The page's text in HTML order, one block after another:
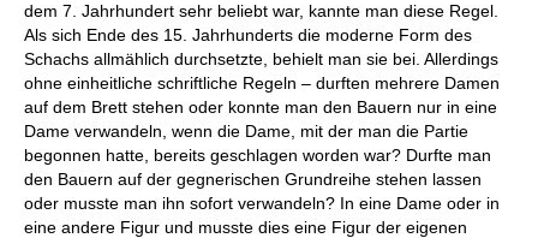
dem 7. Jahrhundert sehr beliebt war, kannte man diese Regel.
Als sich Ende des 15. Jahrhunderts die moderne Form des
Schachs allmählich durchsetzte, behielt man sie bei. Allerdings
ohne einheitliche schriftliche Regeln – durften mehrere Damen
auf dem Brett stehen oder konnte man den Bauern nur in eine
Dame verwandeln, wenn die Dame, mit der man die Partie
begonnen hatte, bereits geschlagen worden war? Durfte man
den Bauern auf der gegnerischen Grundreihe stehen lassen
oder musste man ihn sofort verwandeln? In eine Dame oder in
eine andere Figur und musste dies eine Figur der eigenen